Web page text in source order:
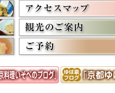
寺・圓徳院・春の夜間ライトアップのお知ら
の際のお食事に、ぜひ当店をご利用下さい。
寺・秋の夜間特別拝観終了に伴い、表示を削
さんのお客様にお越しいただき、ありがとう
月からの催しを2件表示させていただきました
ご予約下さい。
土)は寺院行事の為、休業とさせていただき
寺・圓徳院・秋の夜間特別拝観のお知らせを